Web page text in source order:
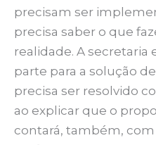
precisam ser
precisa saber o que
realidade. A secretaria
parte para a solução
precisa ser resolvido
ao explicar que o
contará, também,